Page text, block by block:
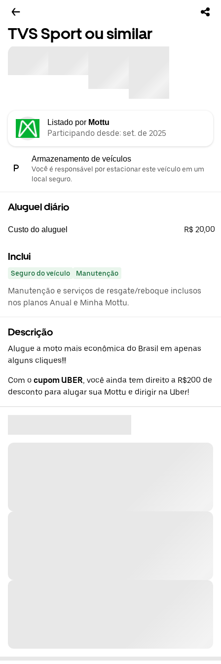
TVS Sport ou similar
Listado por Mottu
Participando desde: set. de 2025
Armazenamento de veículos
Você é responsável por estacionar este veículo em um
local seguro.
Aluguel diário
Custo do aluguel R$ 20,00
Inclui
Seguro do veículo Manutenção
Manutenção e serviços de resgate/reboque inclusos
nos planos Anual e Minha Mottu.
Descrição
Alugue a moto mais econômica do Brasil em apenas
alguns cliques!!!
Com o cupom UBER, você ainda tem direito a R$200 de
desconto para alugar sua Mottu e dirigir na Uber!